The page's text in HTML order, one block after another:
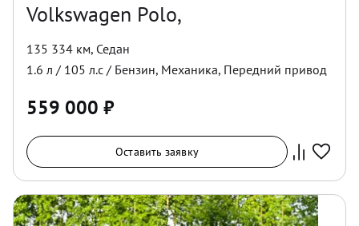
Volkswagen Polo,
135 334 км, Седан
1.6 л / 105 л.с / Бензин, Механика, Передний привод
559 000 ₽
Оставить заявку